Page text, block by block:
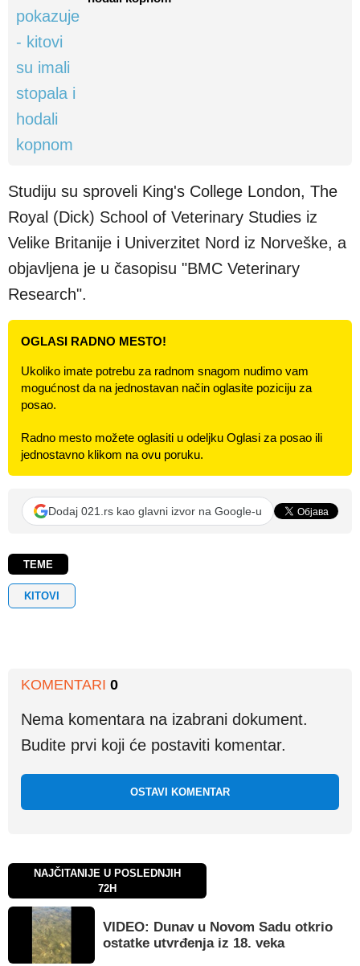
Studiju su sproveli King's College London, The
Royal (Dick) School of Veterinary Studies iz
Velike Britanije i Univerzitet Nord iz Norveške, a
objavljena je u časopisu "BMC Veterinary
Research".
OGLASI RADNO MESTO!
Ukoliko imate potrebu za radnom snagom nudimo vam
mogućnost da na jednostavan način oglasite poziciju za
posao.
Radno mesto možete oglasiti u odeljku Oglasi za posao ili
jednostavno klikom na ovu poruku.
Dodaj 021.rs kao glavni izvor na Google-u
TEME
KITOVI
KOMENTARI 0
Nema komentara na izabrani dokument.
Budite prvi koji će postaviti komentar.
OSTAVI KOMENTAR
NAJČITANIJE U POSLEDNJIH
72H
VIDEO: Dunav u Novom Sadu otkrio
ostatke utvrđenja iz 18. veka